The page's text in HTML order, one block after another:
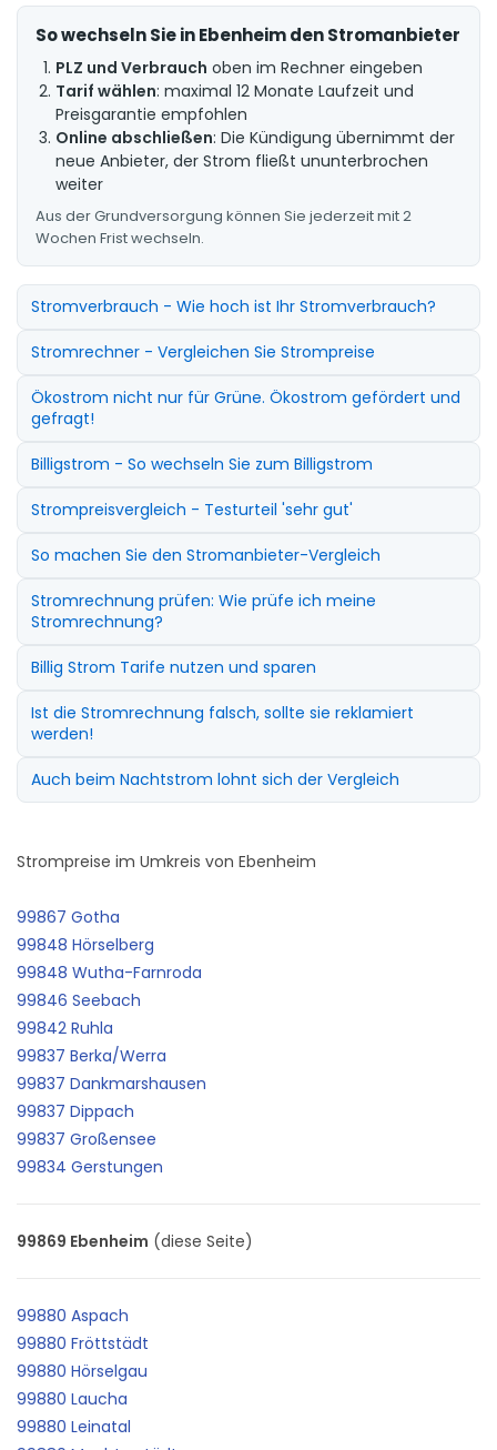
So wechseln Sie in Ebenheim den Stromanbieter
PLZ und Verbrauch oben im Rechner eingeben
Tarif wählen: maximal 12 Monate Laufzeit und
Preisgarantie empfohlen
Online abschließen: Die Kündigung übernimmt der
neue Anbieter, der Strom fließt ununterbrochen
weiter
Aus der Grundversorgung können Sie jederzeit mit 2
Wochen Frist wechseln.
Stromverbrauch - Wie hoch ist Ihr Stromverbrauch?
Stromrechner - Vergleichen Sie Strompreise
Ökostrom nicht nur für Grüne. Ökostrom gefördert und
gefragt!
Billigstrom - So wechseln Sie zum Billigstrom
Strompreisvergleich - Testurteil 'sehr gut'
So machen Sie den Stromanbieter-Vergleich
Stromrechnung prüfen: Wie prüfe ich meine
Stromrechnung?
Billig Strom Tarife nutzen und sparen
Ist die Stromrechnung falsch, sollte sie reklamiert
werden!
Auch beim Nachtstrom lohnt sich der Vergleich
Strompreise im Umkreis von Ebenheim
99867 Gotha
99848 Hörselberg
99848 Wutha-Farnroda
99846 Seebach
99842 Ruhla
99837 Berka/Werra
99837 Dankmarshausen
99837 Dippach
99837 Großensee
99834 Gerstungen
99869 Ebenheim (diese Seite)
99880 Aspach
99880 Fröttstädt
99880 Hörselgau
99880 Laucha
99880 Leinatal